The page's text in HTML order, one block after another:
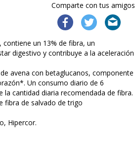
Comparte con tus amigos
un 13% de fibra, un
digestivo y contribuye a la aceleración
avena con betaglucanos, componente
Un consumo diario de 6
cantidad diaria recomendada de fibra.
fibra de salvado de trigo
Hipercor.